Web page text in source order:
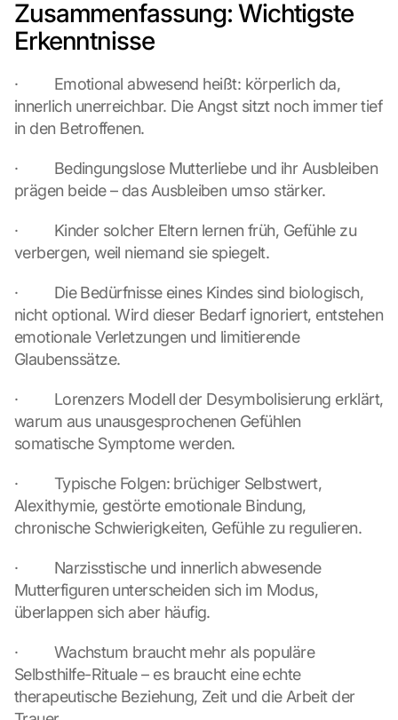
Zusammenfassung: Wichtigste
Erkenntnisse
·         Emotional abwesend heißt: körperlich da,
innerlich unerreichbar. Die Angst sitzt noch immer tief
in den Betroffenen.
·         Bedingungslose Mutterliebe und ihr Ausbleiben
prägen beide – das Ausbleiben umso stärker.
·         Kinder solcher Eltern lernen früh, Gefühle zu
verbergen, weil niemand sie spiegelt.
·         Die Bedürfnisse eines Kindes sind biologisch,
nicht optional. Wird dieser Bedarf ignoriert, entstehen
emotionale Verletzungen und limitierende
Glaubenssätze.
·         Lorenzers Modell der Desymbolisierung erklärt,
warum aus unausgesprochenen Gefühlen
somatische Symptome werden.
·         Typische Folgen: brüchiger Selbstwert,
Alexithymie, gestörte emotionale Bindung,
chronische Schwierigkeiten, Gefühle zu regulieren.
·         Narzisstische und innerlich abwesende
Mutterfiguren unterscheiden sich im Modus,
überlappen sich aber häufig.
·         Wachstum braucht mehr als populäre
Selbsthilfe-Rituale – es braucht eine echte
therapeutische Beziehung, Zeit und die Arbeit der
e
e
o
h
e
o
a
i
f
t
h
e
o
g
l
M
a
p
.
a
t
w
i
l